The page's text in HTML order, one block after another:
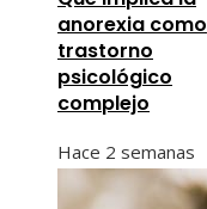
anorexia como
trastorno
psicológico
complejo
Hace 2 semanas